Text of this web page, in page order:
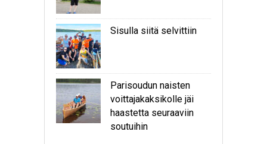
Sisulla siitä selvittiin
Parisoudun naisten
voittajakaksikolle jäi
haastetta seuraaviin
soutuihin